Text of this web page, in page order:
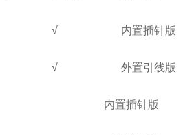
√ 内置插针版
√ 外置引线版
内置插针版